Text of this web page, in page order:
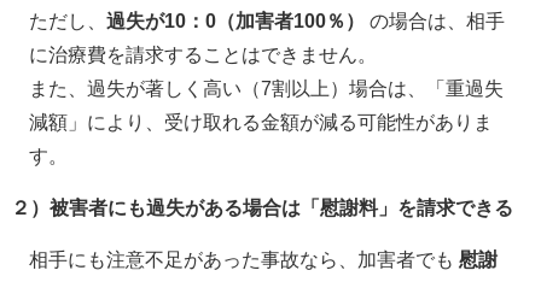
ただし、 過失が10： 0（加害者100％）
の場合は、相手
に治療費を請求することはできません。
また、過失が著しく高い（7割以上）場合は、「重過失
減額」により、受け取れる金額が減る可能性がありま
す。
２）被害者にも過失がある場合は「慰謝料」を請求できる
相手にも注意不足があった事故なら、加害者でも 慰謝